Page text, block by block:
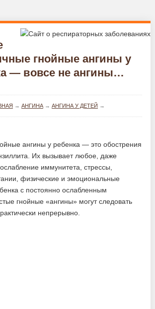
гнойные ангины у
— вовсе не ангины…
→ АНГИНА→ АНГИНА У ДЕТЕЙ →
ангины у ребенка — это обострения
Их вызывает любое, даже
иммунитета, стрессы,
физические и эмоциональные
с постоянно ослабленным
гнойные «ангины» могут следовать
непрерывно.